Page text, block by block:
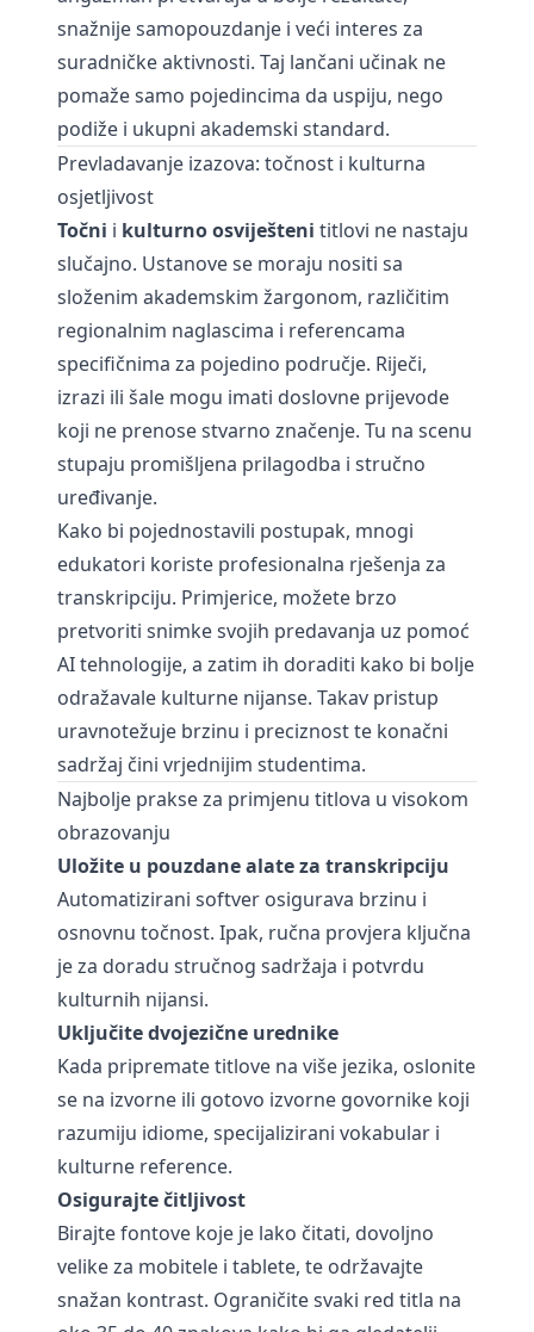
snažnije samopouzdanje i veći interes za
suradničke aktivnosti. Taj lančani učinak ne
pomaže samo pojedincima da uspiju, nego
podiže i ukupni akademski standard.
Prevladavanje izazova: točnost i kulturna
osjetljivost
Točni i kulturno osviješteni titlovi ne nastaju
slučajno. Ustanove se moraju nositi sa
složenim akademskim žargonom, različitim
regionalnim naglascima i referencama
specifičnima za pojedino područje. Riječi,
izrazi ili šale mogu imati doslovne prijevode
koji ne prenose stvarno značenje. Tu na scenu
stupaju promišljena prilagodba i stručno
uređivanje.
Kako bi pojednostavili postupak, mnogi
edukatori koriste profesionalna rješenja za
transkripciju. Primjerice, možete brzo
pretvoriti snimke svojih predavanja uz pomoć
AI tehnologije, a zatim ih doraditi kako bi bolje
odražavale kulturne nijanse. Takav pristup
uravnotežuje brzinu i preciznost te konačni
sadržaj čini vrjednijim studentima.
Najbolje prakse za primjenu titlova u visokom
obrazovanju
Uložite u pouzdane alate za transkripciju
Automatizirani softver osigurava brzinu i
osnovnu točnost. Ipak, ručna provjera ključna
je za doradu stručnog sadržaja i potvrdu
kulturnih nijansi.
Uključite dvojezične urednike
Kada pripremate titlove na više jezika, oslonite
se na izvorne ili gotovo izvorne govornike koji
razumiju idiome, specijalizirani vokabular i
kulturne reference.
Osigurajte čitljivost
Birajte fontove koje je lako čitati, dovoljno
velike za mobitele i tablete, te održavajte
snažan kontrast. Ograničite svaki red titla na